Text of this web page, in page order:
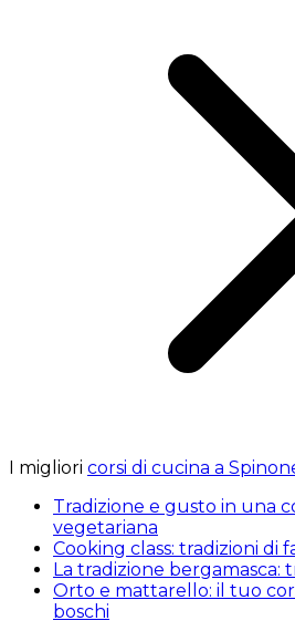
I migliori corsi di cucina a
Tradizione e gusto in una
vegetariana
Cooking class: tradizioni di
La tradizione bergamasca:
Orto e mattarello: il tuo
boschi